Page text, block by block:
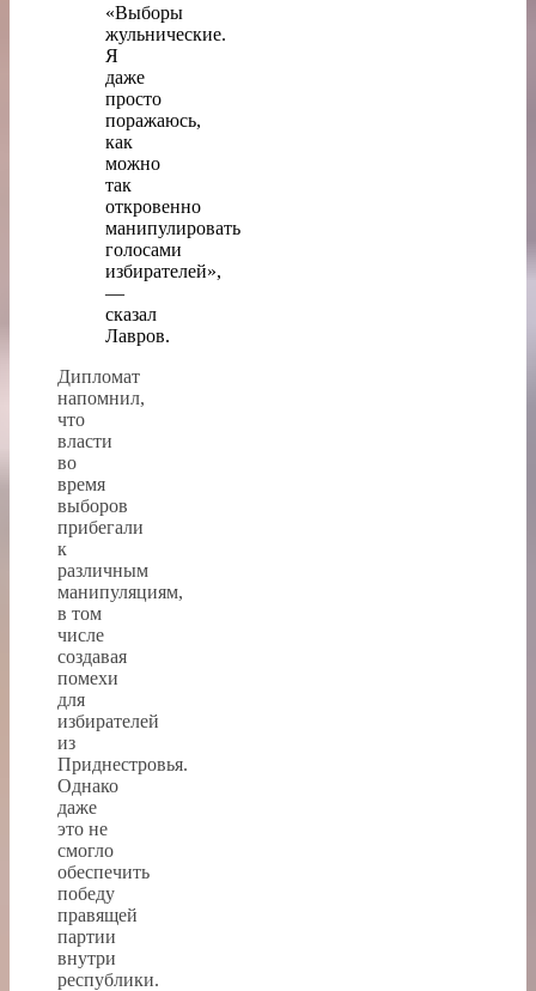
«Выборы
жульнические.
Я
даже
просто
поражаюсь,
как
можно
так
откровенно
манипулировать
голосами
избирателей»,
—
сказал
Лавров.
Дипломат
напомнил,
что
власти
во
время
выборов
прибегали
к
различным
манипуляциям,
в том
числе
создавая
помехи
для
избирателей
из
Приднестровья.
Однако
даже
это не
смогло
обеспечить
победу
правящей
партии
внутри
республики.